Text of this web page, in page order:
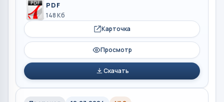
PDF
148 Кб
Карточка
Просмотр
Скачать